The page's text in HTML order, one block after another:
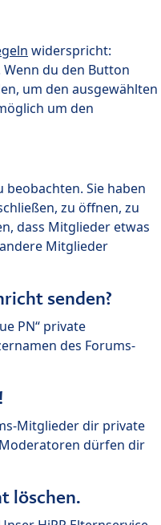
widerspricht:
du den Button
um den ausgewählten
um den
Sie haben
zu öffnen, zu
dass Mitglieder etwas
Mitglieder
senden?
PN“ private
des Forums-
Mitglieder dir private
dürfen dir
löschen.